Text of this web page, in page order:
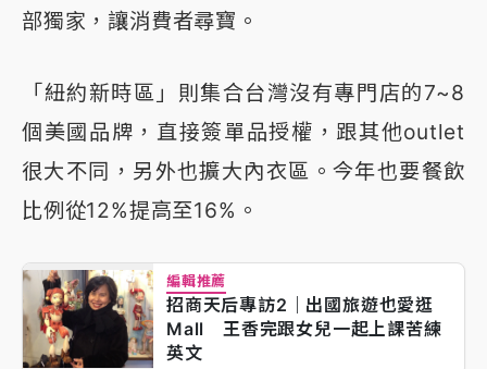
部獨家，讓消費者尋寶。
「紐約新時區」則集合台灣沒有專門店的7~8
個美國品牌，直接簽單品授權，跟其他outlet
很大不同，另外也擴大內衣區。今年也要餐飲
比例從12%提高至16%。
編輯推薦
招商天后專訪2｜出國旅遊也愛逛
Mall 王香完跟女兒一起上課苦練
英文